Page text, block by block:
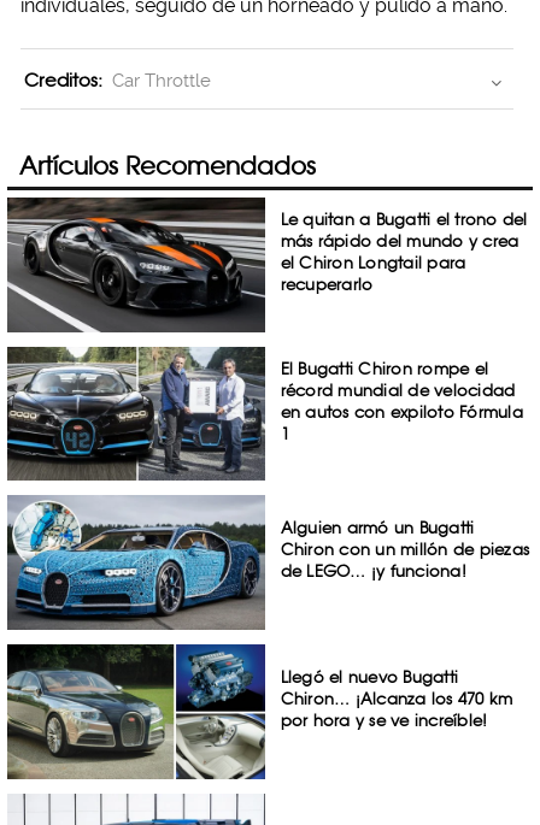
individuales, seguido de un horneado y pulido a mano.
Creditos: Car Throttle
Artículos Recomendados
Le quitan a Bugatti el trono del
más rápido del mundo y crea
el Chiron Longtail para
recuperarlo
El Bugatti Chiron rompe el
récord mundial de velocidad
en autos con expiloto Fórmula
1
Alguien armó un Bugatti
Chiron con un millón de piezas
de LEGO… ¡y funciona!
Llegó el nuevo Bugatti
Chiron… ¡Alcanza los 470 km
por hora y se ve increíble!